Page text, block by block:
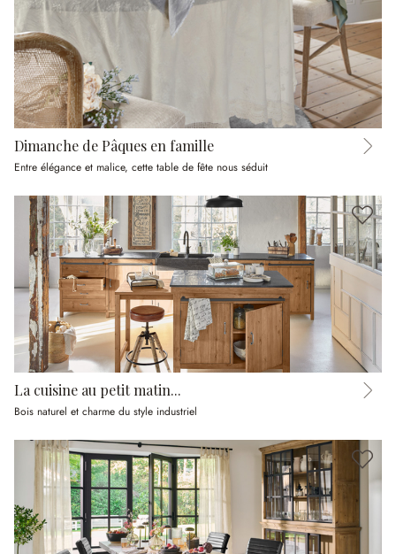
Dimanche de Pâques en famille
Entre élégance et malice, cette table de fête nous séduit
La cuisine au petit matin...
Bois naturel et charme du style industriel